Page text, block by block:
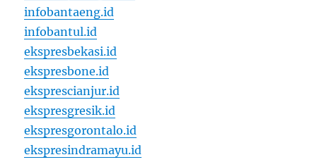
infobantaeng.id
infobantul.id
ekspresbekasi.id
ekspresbone.id
eksprescianjur.id
ekspresgresik.id
ekspresgorontalo.id
ekspresindramayu.id